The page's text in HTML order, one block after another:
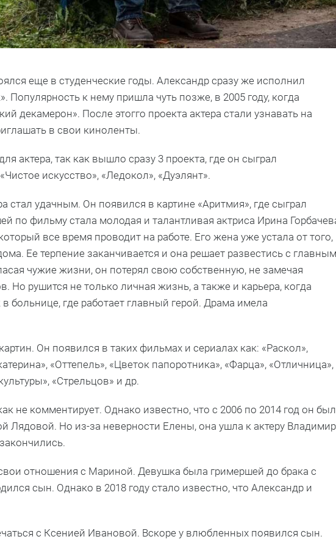
еще в студенческие годы. Александр сразу же исполнил
Популярность к нему пришла чуть позже, в 2005 году, когда
декамерон». После этогго проекта актера стали узнавать на
в свои киноленты.
актера, так как вышло сразу 3 проекта, где он сыграл
искусство», «Ледокол», «Дуэлянт».
стал удачным. Он появился в картине «Аритмия», где сыграл
по фильму стала молодая и талантливая актриса Ирина
все время проводит на работе. Его жена уже устала от того,
Ее терпение заканчивается и она решает развестись с главным
чужие жизни, он потерял свою собственную, не замечая
Но рушится не только личная жизнь, а также и карьера, когда
больнице, где работает главный герой. Драма имела
Он появился в таких фильмах и сериалах как: «Раскол»,
«Оттепель», «Цветок папоротника», «Фарца», «Отличница»,
«Стрельцов» и др.
не комментирует. Однако известно, что с 2006 по 2014 год он
Лядовой. Но из-за неверности Елены, она ушла к актеру
отношения с Мариной. Девушка была гримершей до брака с
сын. Однако в 2018 году стало известно, что Александр и
с Ксенией Ивановой. Вскоре у влюбленных появился сын.